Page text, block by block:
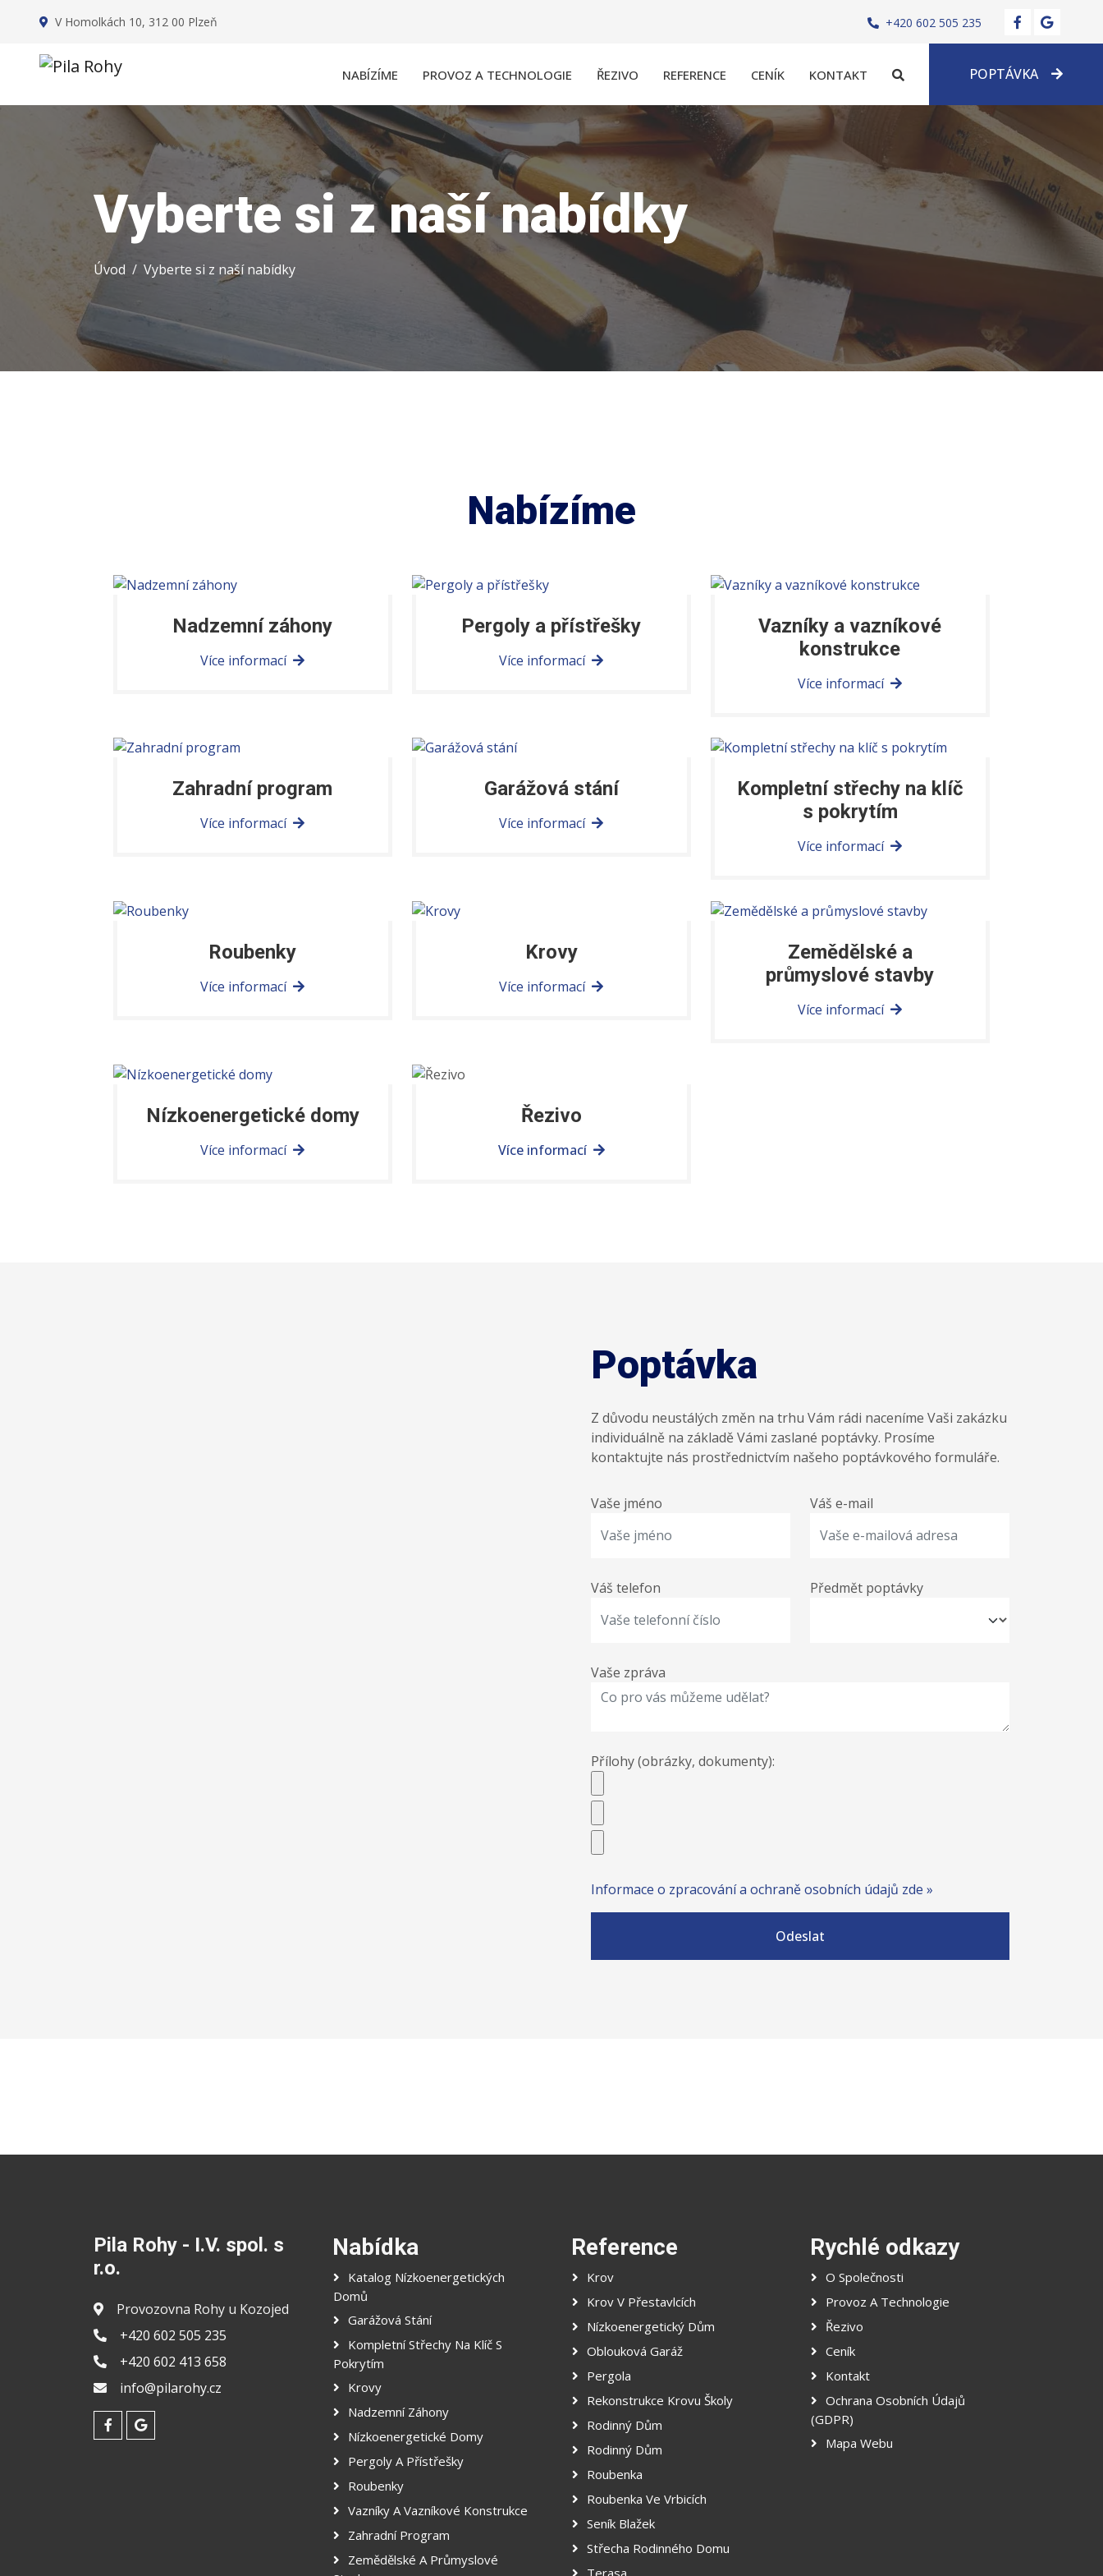
V Homolkách 10, 312 00 Plzeň +420 602 505 235
NABÍZÍME PROVOZ A TECHNOLOGIE ŘEZIVO REFERENCE CENÍK KONTAKT POPTÁVKA
Vyberte si z naší nabídky
Úvod Vyberte si z naší nabídky
Nabízíme
Nadzemní záhony
Více informací
Pergoly a přístřešky
Více informací
Vazníky a vazníkové
konstrukce
Více informací
Zahradní program
Více informací
Garážová stání
Více informací
Kompletní střechy na klíč
s pokrytím
Více informací
Roubenky
Více informací
Krovy
Více informací
Zemědělské a
průmyslové stavby
Více informací
Nízkoenergetické domy
Více informací
Řezivo
Více informací
Poptávka
Z důvodu neustálých změn na trhu Vám rádi naceníme Vaši zakázku
individuálně na základě Vámi zaslané poptávky. Prosíme
kontaktujte nás prostřednictvím našeho poptávkového formuláře.
Vaše jméno Váš e-mail
Váš telefon Předmět poptávky
Vaše zpráva
Přílohy (obrázky, dokumenty):
Informace o zpracování a ochraně osobních údajů zde »
Odeslat
Pila Rohy - I.V. spol. s
r.o.
Provozovna Rohy u Kozojed
+420 602 505 235
+420 602 413 658
info@pilarohy.cz
Nabídka
Katalog Nízkoenergetických
Domů
Garážová Stání
Kompletní Střechy Na Klíč S
Pokrytím
Krovy
Nadzemní Záhony
Nízkoenergetické Domy
Pergoly A Přístřešky
Roubenky
Vazníky A Vazníkové Konstrukce
Zahradní Program
Zemědělské A Průmyslové
Reference
Krov
Krov V Přestavlcích
Nízkoenergetický Dům
Oblouková Garáž
Pergola
Rekonstrukce Krovu Školy
Rodinný Dům
Rodinný Dům
Roubenka
Roubenka Ve Vrbicích
Seník Blažek
Střecha Rodinného Domu
Terasa
Rychlé odkazy
O Společnosti
Provoz A Technologie
Řezivo
Ceník
Kontakt
Ochrana Osobních Údajů
(GDPR)
Mapa Webu